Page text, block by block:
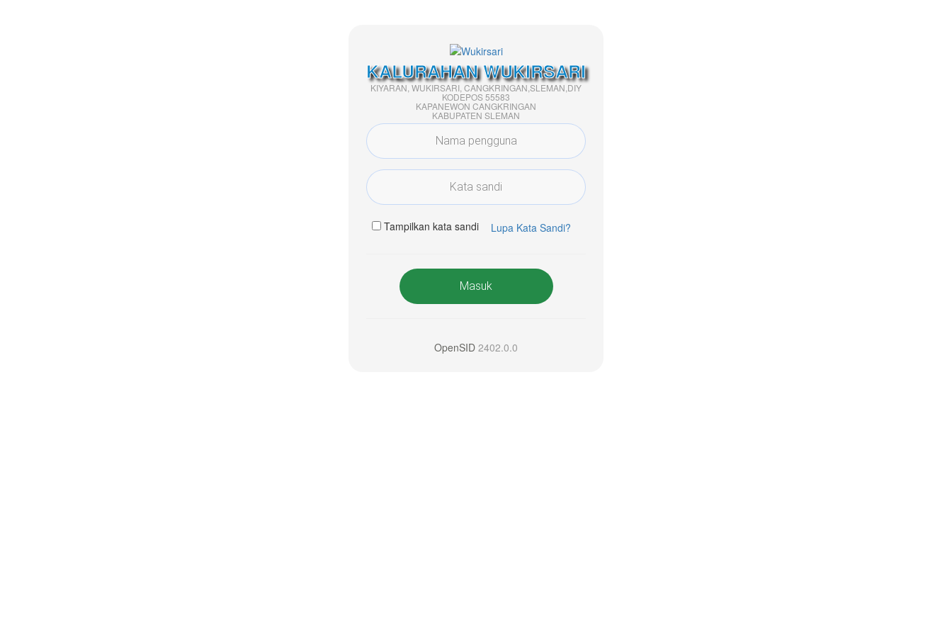
KALURAHAN WUKIRSARI
KIYARAN, WUKIRSARI, CANGKRINGAN,SLEMAN,DIY
KODEPOS 55583
KAPANEWON CANGKRINGAN
KABUPATEN SLEMAN
Tampilkan kata sandi Lupa Kata Sandi?
Masuk
OpenSID 2402.0.0